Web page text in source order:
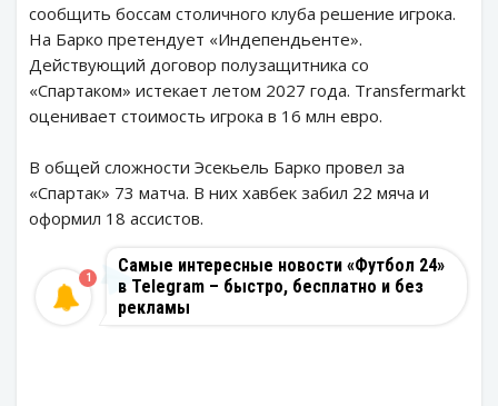
сообщить боссам столичного клуба решение игрока.
На Барко претендует «Индепендьенте».
Действующий договор полузащитника со
«Спартаком» истекает летом 2027 года. Transfermarkt
оценивает стоимость игрока в 16 млн евро.
В общей сложности Эсекьель Барко провел за
«Спартак» 73 матча. В них хавбек забил 22 мяча и
оформил 18 ассистов.
Самые интересные новости «Футбол 24»
в Telegram – быстро, бесплатно и без
рекламы
1